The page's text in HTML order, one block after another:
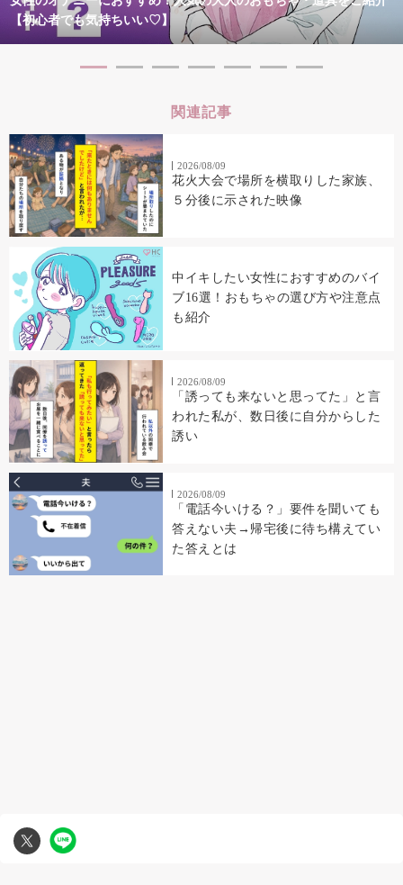
【初心者でも気持ちいい♡】
関連記事
2026/08/09
花火大会で場所を横取りした家族、
５分後に示された映像
中イキしたい女性におすすめのバイ
ブ16選！おもちゃの選び方や注意点
も紹介
2026/08/09
「誘っても来ないと思ってた」と言
われた私が、数日後に自分からした
誘い
2026/08/09
「電話今いける？」要件を聞いても
答えない夫→帰宅後に待ち構えてい
た答えとは